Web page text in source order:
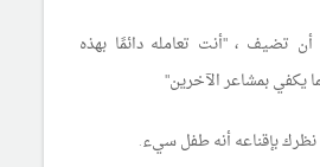
تضيف ، "أنت تعامله دائمًا بهذه
يكفي بمشاعر الآخرين"
بإقناعه أنه طفل سيء.